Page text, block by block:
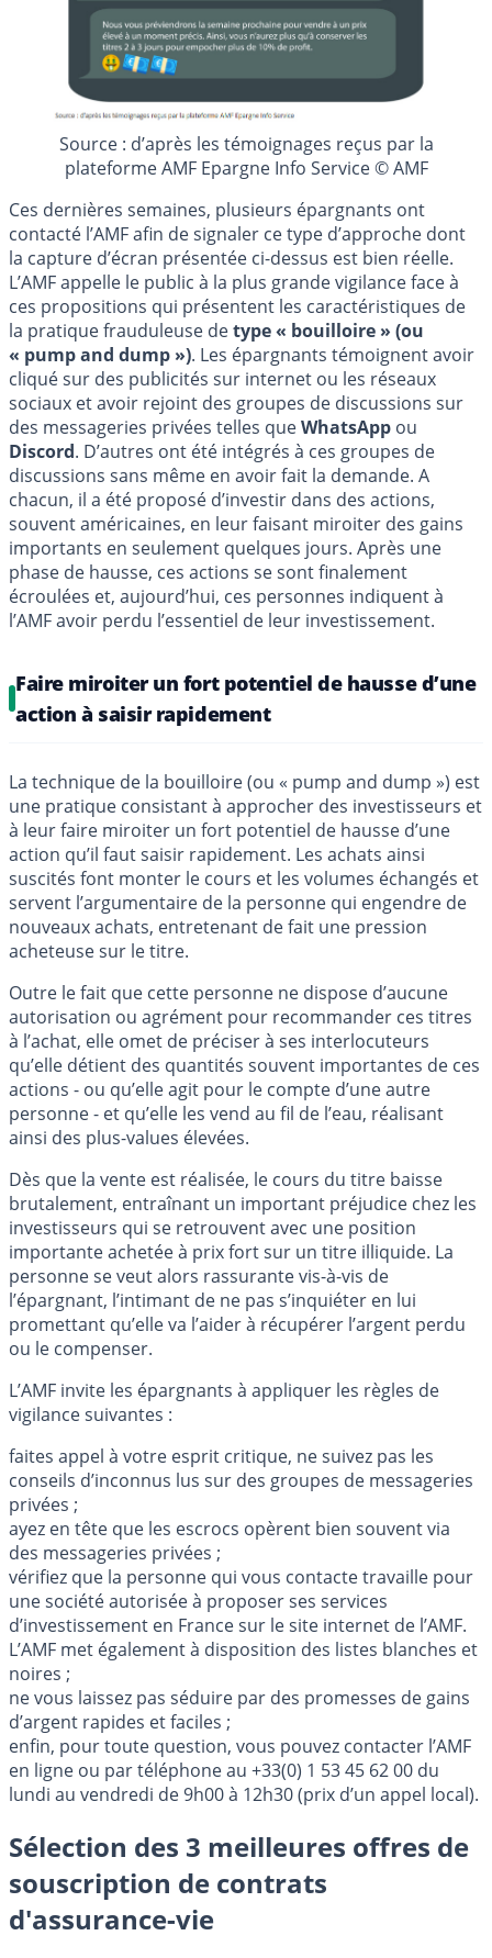
Source : d’après les témoignages reçus par la
plateforme AMF Epargne Info Service © AMF
Ces dernières semaines, plusieurs épargnants ont
contacté l’AMF afin de signaler ce type d’approche dont
la capture d’écran présentée ci-dessus est bien réelle.
L’AMF appelle le public à la plus grande vigilance face à
ces propositions qui présentent les caractéristiques de
la pratique frauduleuse detype « bouilloire » (ou
« pump and dump »). Les épargnants témoignent avoir
cliqué sur des publicités sur internet ou les réseaux
sociaux et avoir rejoint des groupes de discussions sur
des messageries privées telles queWhatsApp ou
Discord. D’autres ont été intégrés à ces groupes de
discussions sans même en avoir fait la demande. A
chacun, il a été proposé d’investir dans des actions,
souvent américaines, en leur faisant miroiter des gains
importants en seulement quelques jours. Après une
phase de hausse, ces actions se sont finalement
écroulées et, aujourd’hui, ces personnes indiquent à
l’AMF avoir perdu l’essentiel de leur investissement.
Faire miroiter un fort potentiel de hausse d’une
action à saisir rapidement
La technique de la bouilloire (ou « pump and dump ») est
une pratique consistant à approcher des investisseurs et
à leur faire miroiter un fort potentiel de hausse d’une
action qu’il faut saisir rapidement. Les achats ainsi
suscités font monter le cours et les volumes échangés et
servent l’argumentaire de la personne qui engendre de
nouveaux achats, entretenant de fait une pression
acheteuse sur le titre.
Outre le fait que cette personne ne dispose d’aucune
autorisation ou agrément pour recommander ces titres
à l’achat, elle omet de préciser à ses interlocuteurs
qu’elle détient des quantités souvent importantes de ces
actions - ou qu’elle agit pour le compte d’une autre
personne - et qu’elle les vend au fil de l’eau, réalisant
ainsi des plus-values élevées.
Dès que la vente est réalisée, le cours du titre baisse
brutalement, entraînant un important préjudice chez les
investisseurs qui se retrouvent avec une position
importante achetée à prix fort sur un titre illiquide. La
personne se veut alors rassurante vis-à-vis de
l’épargnant, l’intimant de ne pas s’inquiéter en lui
promettant qu’elle va l’aider à récupérer l’argent perdu
ou le compenser.
L’AMF invite les épargnants à appliquer les règles de
vigilance suivantes :
faites appel à votre esprit critique, ne suivez pas les
conseils d’inconnus lus sur des groupes de messageries
privées ;
ayez en tête que les escrocs opèrent bien souvent via
des messageries privées ;
vérifiez que la personne qui vous contacte travaille pour
une société autorisée à proposer ses services
d’investissement en France sur le site internet de l’AMF.
L’AMF met également à disposition des listes blanches et
noires ;
ne vous laissez pas séduire par des promesses de gains
d’argent rapides et faciles ;
enfin, pour toute question, vous pouvez contacter l’AMF
en ligne ou par téléphone au +33(0) 1 53 45 62 00 du
lundi au vendredi de 9h00 à 12h30 (prix d’un appel local).
Sélection des 3 meilleures offres de
souscription de contrats
d'assurance-vie